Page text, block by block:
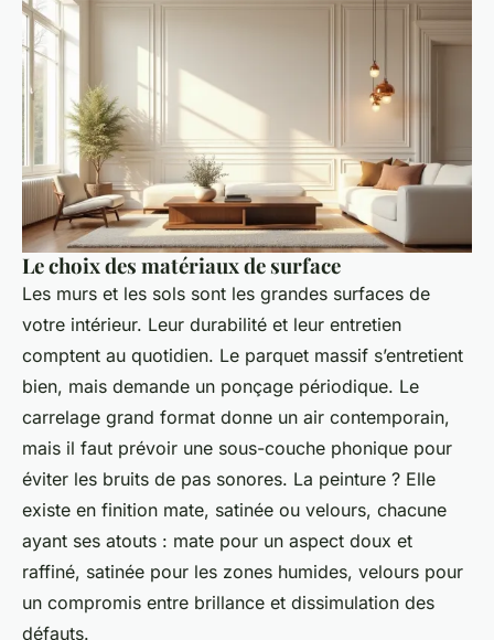
Le choix des matériaux de surface
Les murs et les sols sont les grandes surfaces de
votre intérieur. Leur durabilité et leur entretien
comptent au quotidien. Le parquet massif s’entretient
bien, mais demande un ponçage périodique. Le
carrelage grand format donne un air contemporain,
mais il faut prévoir une sous-couche phonique pour
éviter les bruits de pas sonores. La peinture ? Elle
existe en finition mate, satinée ou velours, chacune
ayant ses atouts : mate pour un aspect doux et
raffiné, satinée pour les zones humides, velours pour
un compromis entre brillance et dissimulation des
défauts.